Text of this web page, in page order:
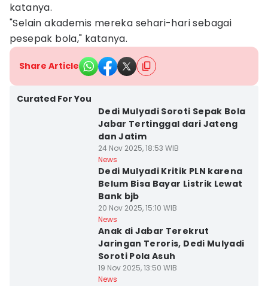
katanya.
"Selain akademis mereka sehari-hari sebagai
pesepak bola," katanya.
Share Article
Curated For You
Dedi Mulyadi Soroti Sepak Bola
Jabar Tertinggal dari Jateng
dan Jatim
24 Nov 2025, 18:53 WIB
News
Dedi Mulyadi Kritik PLN karena
Belum Bisa Bayar Listrik Lewat
Bank bjb
20 Nov 2025, 15:10 WIB
News
Anak di Jabar Terekrut
Jaringan Teroris, Dedi Mulyadi
Soroti Pola Asuh
19 Nov 2025, 13:50 WIB
News